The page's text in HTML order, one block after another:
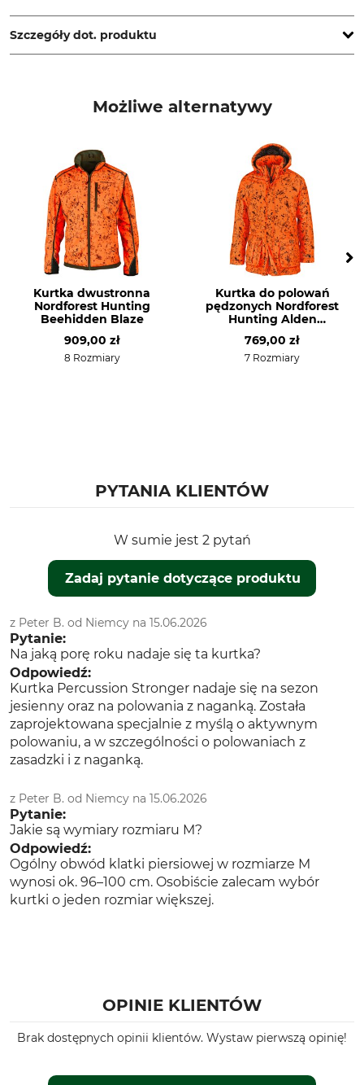
www.percussion-europe.com
Szczegóły dot. produktu
100% Poliester
Podszewka
100% Poliester
Membrana
100% Poliuretan
Pranie
Pranie kolorowe 30°
Wybielanie
Nie wybielać
Suszenie
Nie suszyć w suszarce
bębnowej
Nie prasować
Profesjonalna pielęgnacja
Przeznaczenie
Polowanie pędzone
Pora roku
Zima
Kaptur
Regular
Wodoszczelność
Wodoszczelna
Wiatroszczelność
Kolor
Pomarańczowo-zielony
3XL
Możliwe alternatywy
Kurtka dwustronna
Nordforest Hunting
Beehidden Blaze
909,00 zł
8 Rozmiary
Kurtka do polowań
pędzonych Nordforest
Hunting Alden
Beehidden Blaze
769,00 zł
7 Rozmiary
PYTANIA KLIENTÓW
W sumie jest 2 pytań
Zadaj pytanie dotyczące produktu
z Peter B. od Niemcy na 15.06.2026
Pytanie:
Na jaką porę roku nadaje się ta kurtka?
Odpowiedź:
Kurtka Percussion Stronger nadaje się na sezon
jesienny oraz na polowania z naganką. Została
zaprojektowana specjalnie z myślą o aktywnym
polowaniu, a w szczególności o polowaniach z
zasadzki i z naganką.
z Peter B. od Niemcy na 15.06.2026
Pytanie:
Jakie są wymiary rozmiaru M?
Odpowiedź:
Ogólny obwód klatki piersiowej w rozmiarze M
wynosi ok. 96–100 cm. Osobiście zalecam wybór
kurtki o jeden rozmiar większej.
OPINIE KLIENTÓW
Brak dostępnych opinii klientów. Wystaw pierwszą opinię!